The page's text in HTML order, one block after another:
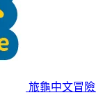
旅龜中文冒險